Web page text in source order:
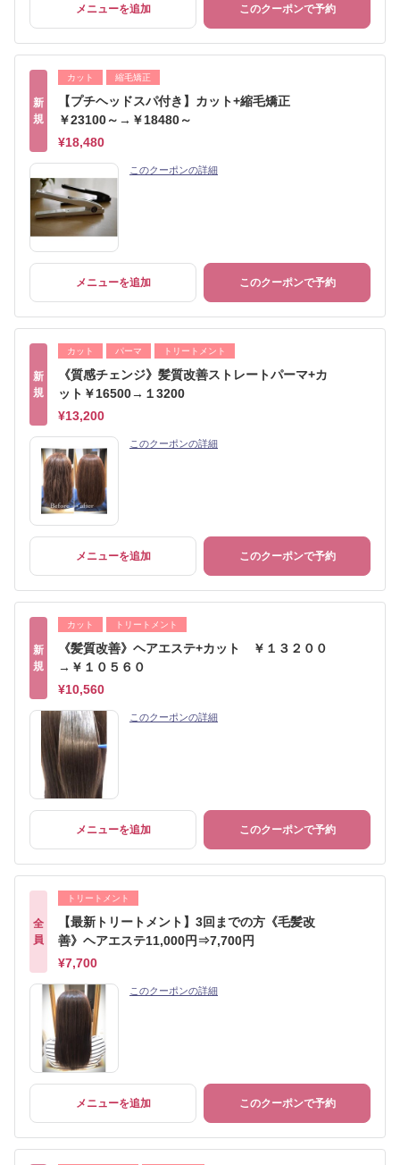
メニューを追加 このクーポンで予約
新
規
カット 縮毛矯正
【プチヘッドスパ付き】カット+縮毛矯正
￥23100～→￥18480～
¥18,480
このクーポンの詳細
メニューを追加 このクーポンで予約
新
規
カット パーマ トリートメント
《質感チェンジ》髪質改善ストレートパーマ+カ
ット￥16500→１3200
¥13,200
このクーポンの詳細
メニューを追加 このクーポンで予約
新
規
カット トリートメント
《髪質改善》ヘアエステ+カット ￥１３２００
→￥１０５６０
¥10,560
このクーポンの詳細
メニューを追加 このクーポンで予約
全
員
トリートメント
【最新トリートメント】3回までの方《毛髪改
善》ヘアエステ11,000円⇒7,700円
¥7,700
このクーポンの詳細
メニューを追加 このクーポンで予約